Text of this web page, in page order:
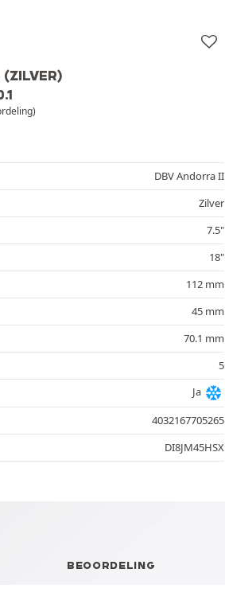
(ZILVER)
DBV Andorra II
Zilver
7.5"
18"
112 mm
45 mm
70.1 mm
5
Ja
4032167705265
DI8JM45HSX
BEOORDELING